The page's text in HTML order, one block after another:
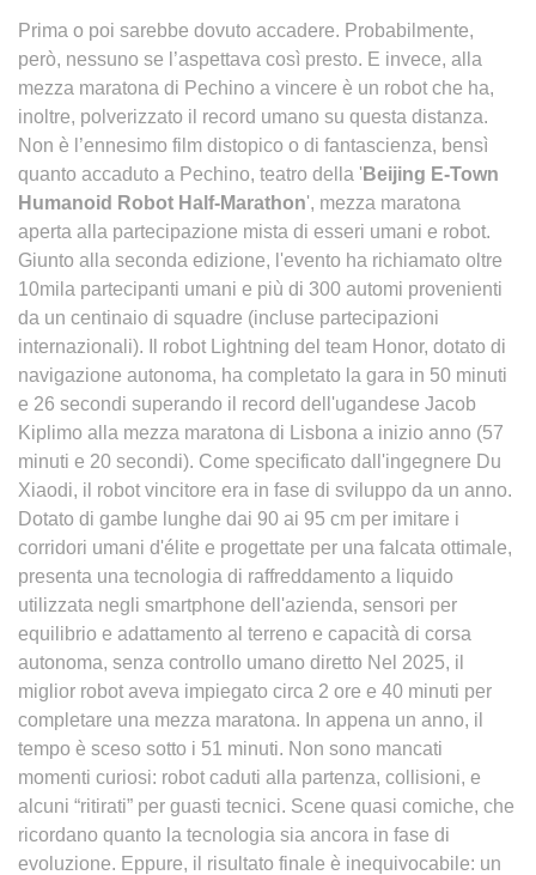
Prima o poi sarebbe dovuto accadere. Probabilmente,
però, nessuno se l’aspettava così presto. E invece, alla
mezza maratona di Pechino a vincere è un robot che ha,
inoltre, polverizzato il record umano su questa distanza.
Non è l’ennesimo film distopico o di fantascienza, bensì
quanto accaduto a Pechino, teatro della ' Beijing E-Town
Humanoid Robot Half-Marathon', mezza maratona
aperta alla partecipazione mista di esseri umani e robot.
Giunto alla seconda edizione, l'evento ha richiamato oltre
10mila partecipanti umani e più di 300 automi provenienti
da un centinaio di squadre (incluse partecipazioni
internazionali). Il robot Lightning del team Honor, dotato di
navigazione autonoma, ha completato la gara in 50 minuti
e 26 secondi superando il record dell'ugandese Jacob
Kiplimo alla mezza maratona di Lisbona a inizio anno (57
minuti e 20 secondi). Come specificato dall'ingegnere Du
Xiaodi, il robot vincitore era in fase di sviluppo da un anno.
Dotato di gambe lunghe dai 90 ai 95 cm per imitare i
corridori umani d'élite e progettate per una falcata ottimale,
presenta una tecnologia di raffreddamento a liquido
utilizzata negli smartphone dell'azienda, sensori per
equilibrio e adattamento al terreno e capacità di corsa
autonoma, senza controllo umano diretto Nel 2025, il
miglior robot aveva impiegato circa 2 ore e 40 minuti per
completare una mezza maratona. In appena un anno, il
tempo è sceso sotto i 51 minuti. Non sono mancati
momenti curiosi: robot caduti alla partenza, collisioni, e
alcuni “ritirati” per guasti tecnici. Scene quasi comiche, che
ricordano quanto la tecnologia sia ancora in fase di
evoluzione. Eppure, il risultato finale è inequivocabile: un